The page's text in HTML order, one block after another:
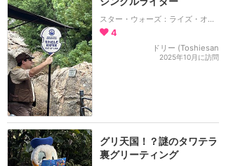
スター・ウォーズ：ライズ・オブ・ザ・レジスタンス
4
ドリー (Toshiesan
2025年10月に訪問
グリ天国！？謎のタワテラ
裏グリーティング